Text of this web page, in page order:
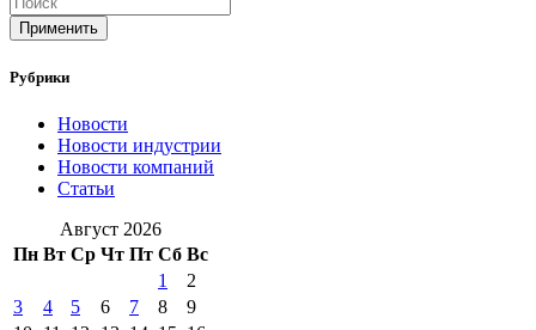
Применить
Рубрики
Новости
Новости индустрии
Новости компаний
Статьи
Август 2026
Пн Вт Ср Чт Пт Сб Вс
1
2
3
4 5 6 7 8
9